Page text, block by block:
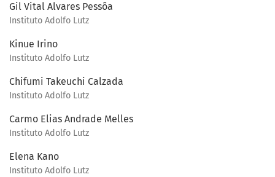
Gil Vital Alvares Pessôa
Instituto Adolfo Lutz
Kinue Irino
Instituto Adolfo Lutz
Chifumi Takeuchi Calzada
Instituto Adolfo Lutz
Carmo Elias Andrade Melles
Instituto Adolfo Lutz
Elena Kano
Instituto Adolfo Lutz